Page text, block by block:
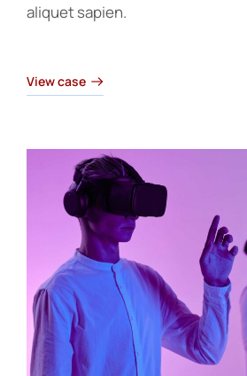
aliquet sapien.
View case